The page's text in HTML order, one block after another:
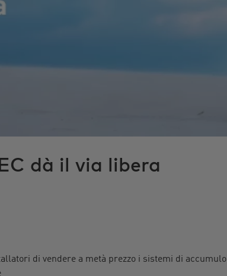
dà il via libera
di vendere a metà prezzo i sistemi di accumulo